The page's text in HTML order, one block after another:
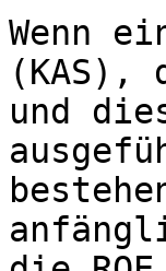
Wenn
(KAS),
und